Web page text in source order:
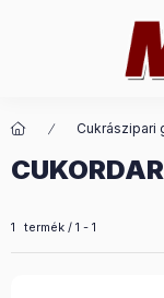
Cukrászipari
Összes termék a
1 termék 1 1